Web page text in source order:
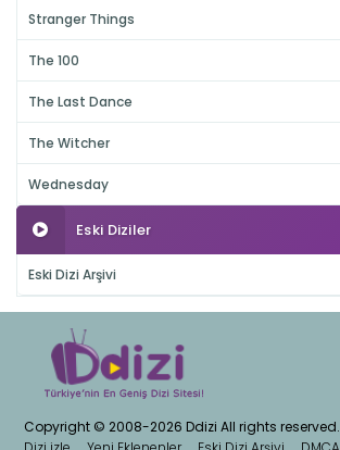
Stranger Things
The 100
The Last Dance
The Witcher
Wednesday
Eski Diziler
Eski Dizi Arşivi
Copyright © 2008-2026 Ddizi All rights reserved.